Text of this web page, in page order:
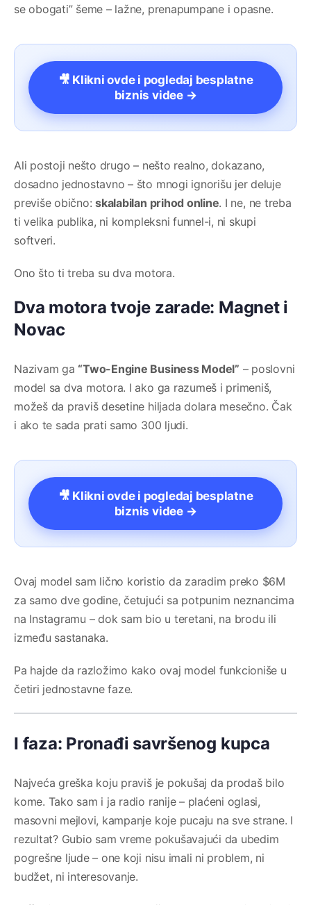
se obogati” šeme – lažne, prenapumpane i opasne.
🎥 Klikni ovde i pogledaj besplatne
biznis videe →
Ali postoji nešto drugo – nešto realno, dokazano,
dosadno jednostavno – što mnogi ignorišu jer deluje
previše obično:skalabilan prihod online. I ne, ne treba
ti velika publika, ni kompleksni funnel-i, ni skupi
softveri.
Ono što ti treba su dva motora.
Dva motora tvoje zarade: Magnet i
Novac
Nazivam ga “Two-Engine Business Model” – poslovni
model sa dva motora. I ako ga razumeš i primeniš,
možeš da praviš desetine hiljada dolara mesečno. Čak
i ako te sada prati samo 300 ljudi.
🎥 Klikni ovde i pogledaj besplatne
biznis videe →
Ovaj model sam lično koristio da zaradim preko $6M
za samo dve godine, četujući sa potpunim neznancima
na Instagramu – dok sam bio u teretani, na brodu ili
između sastanaka.
Pa hajde da razložimo kako ovaj model funkcioniše u
četiri jednostavne faze.
I faza: Pronađi savršenog kupca
Najveća greška koju praviš je pokušaj da prodaš bilo
kome. Tako sam i ja radio ranije – plaćeni oglasi,
masovni mejlovi, kampanje koje pucaju na sve strane. I
rezultat? Gubio sam vreme pokušavajući da ubedim
pogrešne ljude – one koji nisu imali ni problem, ni
budžet, ni interesovanje.